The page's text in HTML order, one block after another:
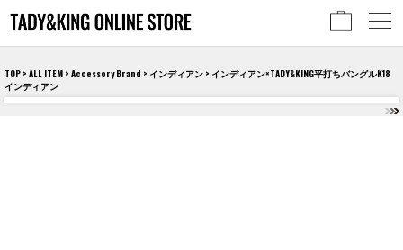
TOP > ALL ITEM > Accessory Brand > インディアン > インディアン×TADY&KING平打ちバングルK18
インディアン